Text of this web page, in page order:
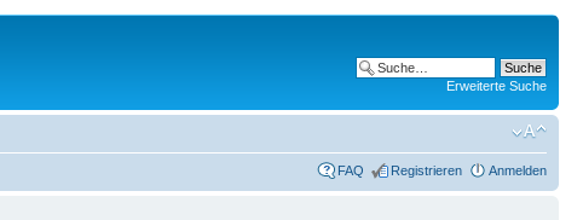
Erweiterte Suche
FAQ Registrieren Anmelden